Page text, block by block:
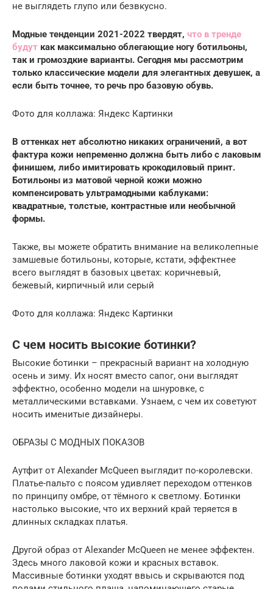
не выглядеть глупо или безвкусно.
Модные тенденции 2021-2022 твердят, что в тренде
будут как максимально облегающие ногу ботильоны,
так и громоздкие варианты. Сегодня мы рассмотрим
только классические модели для элегантных девушек, а
если быть точнее, то речь про базовую обувь.
Фото для коллажа: Яндекс Картинки
В оттенках нет абсолютно никаких ограничений, а вот
фактура кожи непременно должна быть либо с лаковым
финишем, либо имитировать крокодиловый принт.
Ботильоны из матовой черной кожи можно
компенсировать ультрамодными каблуками:
квадратные, толстые, контрастные или необычной
формы.
Также, вы можете обратить внимание на великолепные
замшевые ботильоны, которые, кстати, эффектнее
всего выглядят в базовых цветах: коричневый,
бежевый, кирпичный или серый
Фото для коллажа: Яндекс Картинки
С чем носить высокие ботинки?
Высокие ботинки – прекрасный вариант на холодную
осень и зиму. Их носят вместо сапог, они выглядят
эффектно, особенно модели на шнуровке, с
металлическими вставками. Узнаем, с чем их советуют
носить именитые дизайнеры.
ОБРАЗЫ С МОДНЫХ ПОКАЗОВ
Аутфит от Alexander McQueen выглядит по-королевски.
Платье-пальто с поясом удивляет переходом оттенков
по принципу омбре, от тёмного к светлому. Ботинки
настолько высокие, что их верхний край теряется в
длинных складках платья.
Другой образ от Alexander McQueen не менее эффектен.
Здесь много лаковой кожи и красных вставок.
Массивные ботинки уходят ввысь и скрываются под